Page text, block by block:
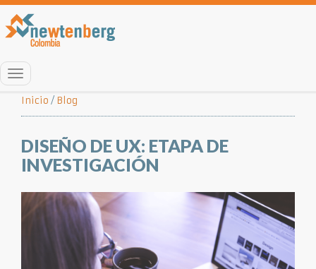
Menú
Inicio / Blog
DISEÑO DE UX: ETAPA DE
INVESTIGACIÓN